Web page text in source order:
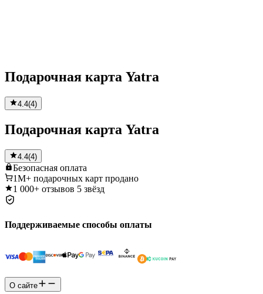
Подарочная карта Yatra
4.4(4)
Подарочная карта Yatra
4.4(4)
Безопасная оплата
1M+ подарочных карт продано
1 000+ отзывов 5 звёзд
Поддерживаемые способы оплаты
О сайте